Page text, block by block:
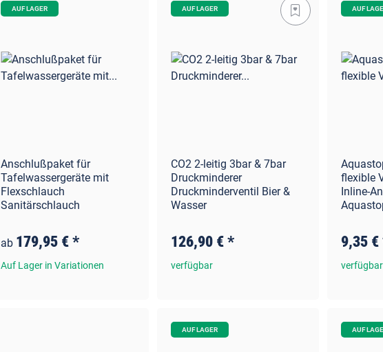
AUF LAGER
Anschlußpaket für
Tafelwassergeräte mit
Flexschlauch
Sanitärschlauch
ab 179,95 €*
Auf Lager in Variationen
AUF LAGER
CO2 2-leitig 3bar & 7bar
Druckminderer
Druckminderventil Bier &
Wasser
126,90 €*
verfügbar
AUF
flexible
Inline-
9,35 €
verfügbar
AUF LAGER AUF